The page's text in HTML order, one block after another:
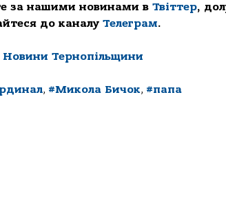
за нашими новинами в Твіттер,
до каналу Телеграм.
Новини Тернопільщини
, #Микола Бичок, #папа